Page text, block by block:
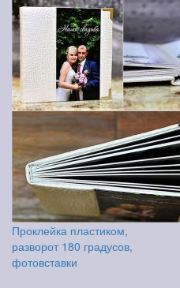
Проклейка пластиком,
разворот 180 градусов,
фотовставки